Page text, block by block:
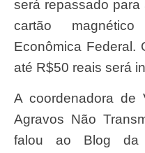
será repassado
cartão
Econômica Federal.
até R$50 reais será
A coordenadora de Vigilância de Doenças e
Agravos Não
falou ao Blog da